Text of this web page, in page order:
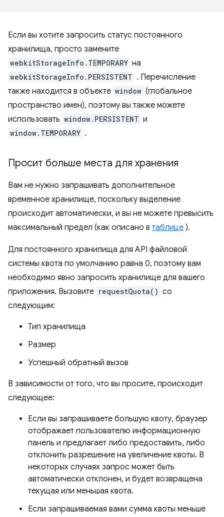
Если вы хотите запросить статус постоянного
хранилища, просто замените
webkitStorageInfo.TEMPORARY на
webkitStorageInfo.PERSISTENT . Перечисление
также находится в объекте window (глобальное
пространство имен), поэтому вы также можете
использовать window.PERSISTENT и
window.TEMPORARY .
Просит больше места для хранения
Вам не нужно запрашивать дополнительное
временное хранилище, поскольку выделение
происходит автоматически, и вы не можете превысить
максимальный предел (как описано в таблице ).
Для постоянного хранилища для API файловой
системы квота по умолчанию равна 0, поэтому вам
необходимо явно запросить хранилище для вашего
приложения. Вызовите requestQuota() со
следующим:
Тип хранилища
Размер
Успешный обратный вызов
В зависимости от того, что вы просите, происходит
следующее:
Если вы запрашиваете большую квоту, браузер
отображает пользователю информационную
панель и предлагает либо предоставить, либо
отклонить разрешение на увеличение квоты. В
некоторых случаях запрос может быть
автоматически отклонен, и будет возвращена
текущая или меньшая квота.
Если запрашиваемая вами сумма квоты меньше